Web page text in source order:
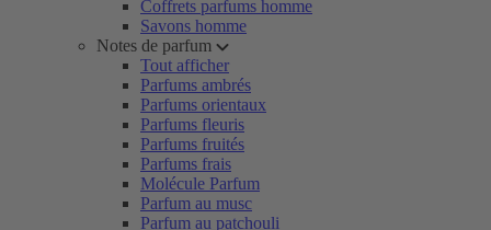
Coffrets parfums homme
Savons homme
Notes de parfum
Tout afficher
Parfums ambrés
Parfums orientaux
Parfums fleuris
Parfums fruités
Parfums frais
Molécule Parfum
Parfum au musc
Parfum au patchouli